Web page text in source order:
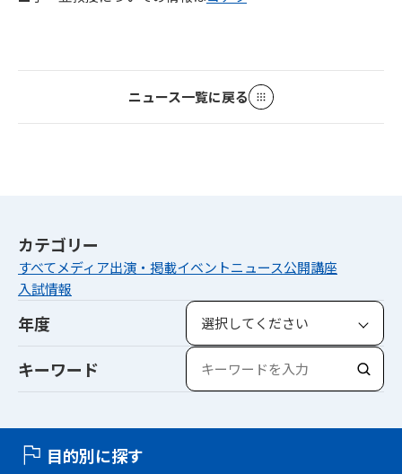
ニュース一覧に戻る
カテゴリー
すべてメディア出演・掲載イベントニュース公開講座
入試情報
年度
キーワード
検
目的別に探す